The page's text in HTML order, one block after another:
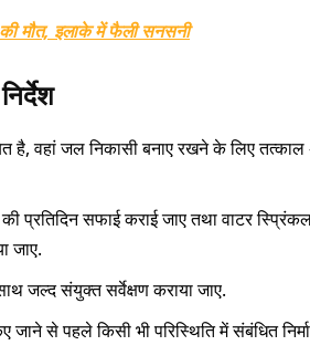
मौत, इलाके में फैली सनसनी
है, वहां जल निकासी बनाए रखने के लिए तत्काल
प्रतिदिन सफाई कराई जाए तथा वाटर
जाए.
जल्द संयुक्त सर्वेक्षण कराया जाए.
जाने से पहले किसी भी परिस्थिति में संबंधित